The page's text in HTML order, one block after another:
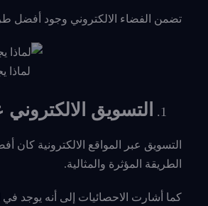
تضمن الفضاء الالكتروني وجود أفضل
لماذا
التسويق الالكتروني
التسويق عبر المواقع الالكترونية
الطريقة المؤثرة والمثالية.